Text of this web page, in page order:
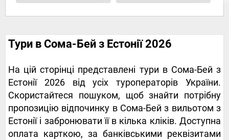
Тури в Сома-Бей з Естонії 2026
На цій сторінці представлені тури в Сома-Бей з
Естонії 2026 від усіх туроператорів України.
Скористайтеся пошуком, щоб знайти потрібну
пропозицію відпочинку в Сома-Бей з вильотом з
Естонії і забронювати її в кілька кліків. Доступна
оплата карткою, за банківськими реквізитами